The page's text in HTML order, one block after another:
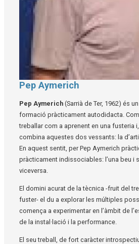
Diapositiva 1 de 1
Pep Aymerich
Pep Aymerich (Sarrià de Ter, 1962) és
formació pràcticament autodidacta.
treballar com a aprenent en una fusteria i,
combina aquestes dos vessants: la
En aquest sentit, per Pep Aymerich
pràcticament indissociables: l’una beu i
viceversa.
El domini acurat de la tècnica -fruit del
fuster- el du a explorar les múltiples
comença a experimentar en l’àmbit de
de la instal·lació i la performance.
El seu treball, de fort caràcter